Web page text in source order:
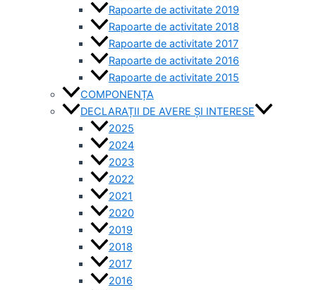
Rapoarte de activitate 2019
Rapoarte de activitate 2018
Rapoarte de activitate 2017
Rapoarte de activitate 2016
Rapoarte de activitate 2015
COMPONENȚA
DECLARAȚII DE AVERE ȘI INTERESE
2025
2024
2023
2022
2021
2020
2019
2018
2017
2016